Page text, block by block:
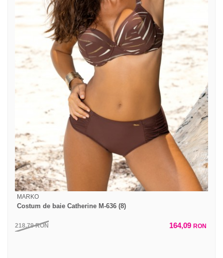
MARKO
Costum de baie Catherine M-636 (8)
218,79RON 164,09 RON